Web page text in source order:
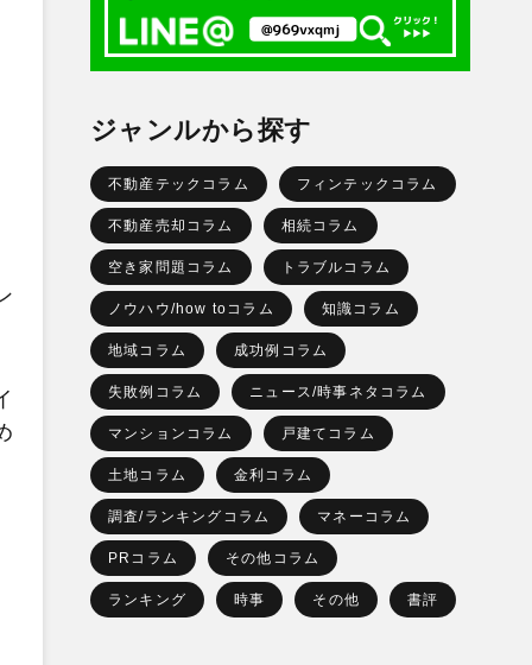
ジャンルから探す
不動産テックコラム フィンテックコラム
不動産売却コラム 相続コラム
空き家問題コラム トラブルコラム
ノウハウ/how toコラム 知識コラム
地域コラム 成功例コラム
失敗例コラム ニュース/時事ネタコラム
マンションコラム 戸建てコラム
土地コラム 金利コラム
調査/ランキングコラム マネーコラム
PRコラム その他コラム
ランキング 時事 その他 書評